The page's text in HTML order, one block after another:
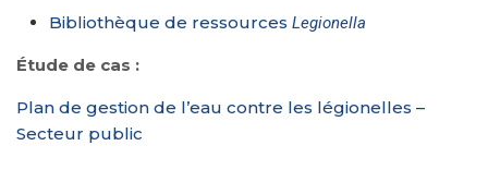
Bibliothèque de ressources Legionella
Étude de cas :
Plan de gestion de l’eau contre les légionelles –
Secteur public